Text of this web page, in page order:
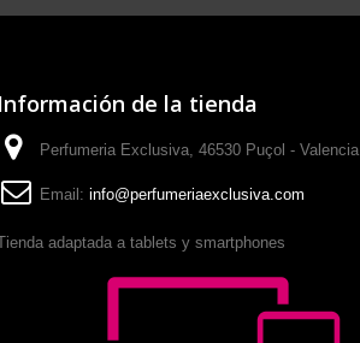
Información de la tienda
Perfumeria Exclusiva, 46530 Puçol - Valencia
Email: info@perfumeriaexclusiva.com
adaptada a tablets y smartphones